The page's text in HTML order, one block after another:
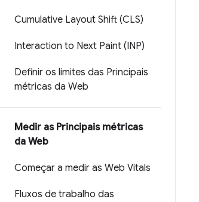
Cumulative Layout Shift (CLS)
Interaction to Next Paint (INP)
Definir os limites das Principais
métricas da Web
Medir as Principais métricas
da Web
Começar a medir as Web Vitals
Fluxos de trabalho das